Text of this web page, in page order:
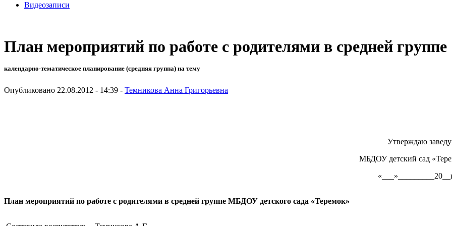
Видеозаписи
План мероприятий по работе с родителями в средней группе
календарно-тематическое планирование (средняя группа) на тему
Опубликовано 22.08.2012 - 14:39 - Темникова Анна Григорьевна
Утверждаю
МБДОУ детский сад
План мероприятий по работе с родителями в средней группе МБДОУ детского сада «Теремок»